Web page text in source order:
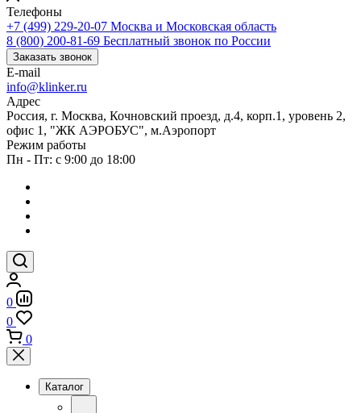
Телефоны
+7 (499) 229-20-07 Москва и Московская область
8 (800) 200-81-69 Бесплатный звонок по России
Заказать звонок
E-mail
info@klinker.ru
Адрес
Россия, г. Москва, Кочновский проезд, д.4, корп.1, уровень 2,
офис 1, "ЖК АЭРОБУС", м.Аэропорт
Режим работы
Пн - Пт: с 9:00 до 18:00
0
0
0
Каталог